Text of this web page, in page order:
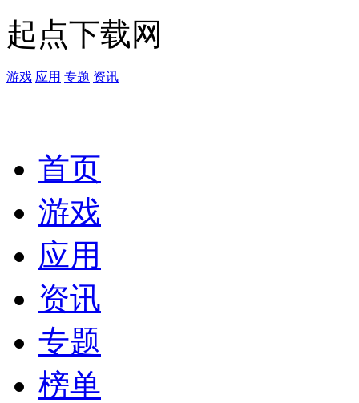
起点下载网
游戏 应用 专题 资讯
首页
游戏
应用
资讯
专题
榜单